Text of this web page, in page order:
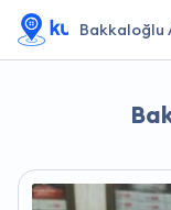
Bakkaloğlu